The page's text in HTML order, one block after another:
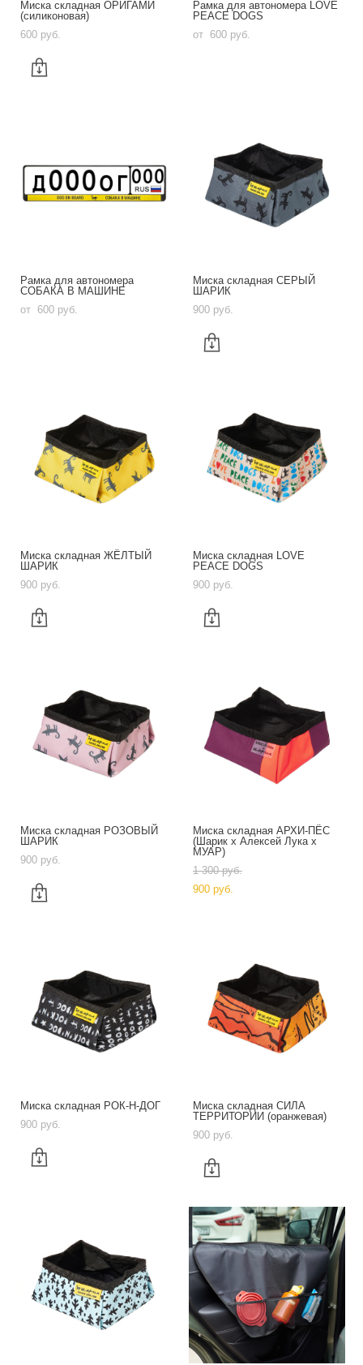
Миска складная ОРИГАМИ
(силиконовая)
600 pуб.
Рамка для автономера LOVE
PEACE DOGS
от 600 pуб.
Рамка для автономера
CОБАКА В МАШИНЕ
от 600 pуб.
Миска складная СЕРЫЙ
ШАРИК
900 pуб.
Миска складная ЖЁЛТЫЙ
ШАРИК
900 pуб.
Миска складная LOVE
PEACE DOGS
900 pуб.
Миска складная РОЗОВЫЙ
ШАРИК
900 pуб.
Миска складная АРХИ-ПЁС
(Шарик х Алексей Лука х
МУАР)
1 300 pуб.
900 pуб.
Миска складная РОК-Н-ДОГ
900 pуб.
Миска складная СИЛА
ТЕРРИТОРИИ (оранжевая)
900 pуб.